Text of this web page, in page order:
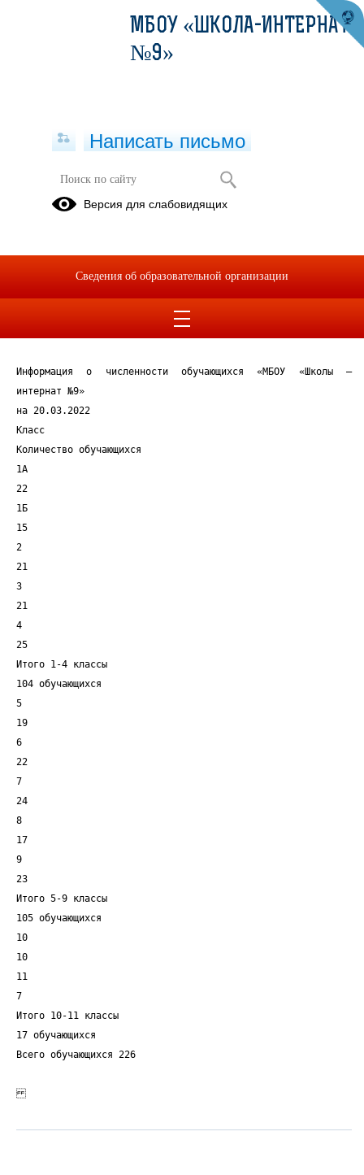
информация о численности
Опубликовано на сайте
Информация о численности обучающихся «МБОУ «Школы –
интернат №9»
на 20.03.2022
Класс
Количество обучающихся
1А
22
1Б
15
2
21
3
21
4
25
Итого 1-4 классы
104 обучающихся
5
19
6
22
7
24
8
17
9
23
Итого 5-9 классы
105 обучающихся
10
10
11
7
Итого 10-11 классы
17 обучающихся
Всего обучающихся 226
МБОУ «ШКОЛА-ИНТЕРНАТ
№9»
Написать письмо
Версия для слабовидящих
Сведения об образовательной организации